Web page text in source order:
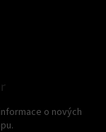
o nových